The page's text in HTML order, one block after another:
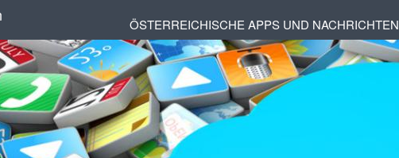
ÖSTERREICHISCHE APPS UND NACHRICHTEN